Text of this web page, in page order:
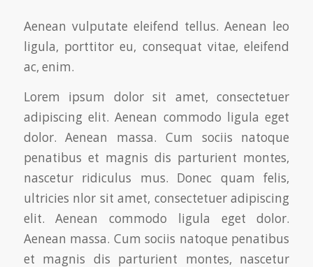
Aenean vulputate eleifend tellus. Aenean leo
ligula, porttitor eu, consequat vitae, eleifend
ac, enim.
Lorem ipsum dolor sit amet, consectetuer
adipiscing elit. Aenean commodo ligula eget
dolor. Aenean massa. Cum sociis natoque
penatibus et magnis dis parturient montes,
nascetur ridiculus mus. Donec quam felis,
ultricies nlor sit amet, consectetuer adipiscing
elit. Aenean commodo ligula eget dolor.
Aenean massa. Cum sociis natoque penatibus
et magnis dis parturient montes, nascetur